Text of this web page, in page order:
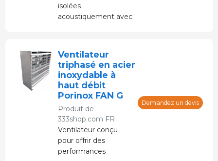
isolées
acoustiquement avec
Ventilateur
triphasé en acier
inoxydable à
haut débit
Porinox FAN G
Produit de
333shop.com FR
Ventilateur conçu
pour offrir des
performances
Demandez un devis